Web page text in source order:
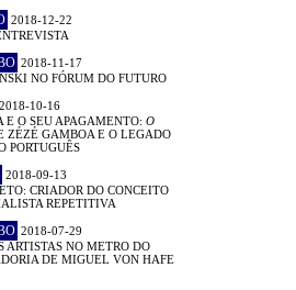
2018-12-22
2018-11-17
NO FÓRUM DO FUTURO
2018-10-16
E O SEU APAGAMENTO: O
ZÉZÉ GAMBOA E O LEGADO
PORTUGUÊS
2018-09-13
CRIADOR DO CONCEITO
REPETITIVA
2018-07-29
ARTISTAS NO METRO DO
DE MIGUEL VON HAFE